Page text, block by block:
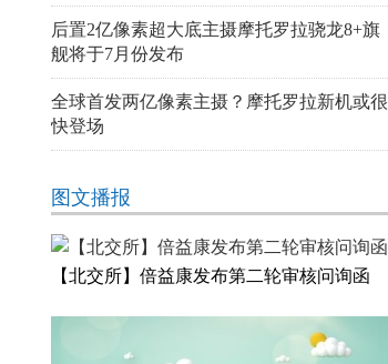
后置2亿像素超大底主摄摩托罗拉骁龙8+旗
舰将于7月份发布
全球首发两亿像素主摄？摩托罗拉新机或很
快登场
图文播报
【北交所】倍益康发布第二轮审核问询函